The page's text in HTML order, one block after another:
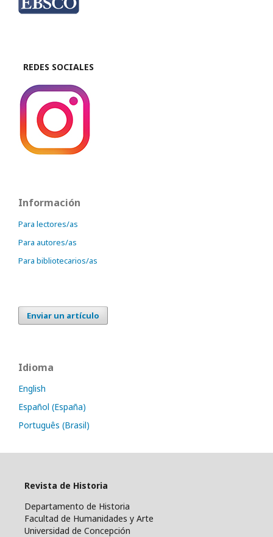
REDES SOCIALES
Información
Para lectores/as
Para autores/as
Para bibliotecarios/as
Enviar un artículo
Idioma
English
Español (España)
Português (Brasil)
Revista de Historia
Departamento de Historia
Facultad de Humanidades y Arte
Universidad de Concepción